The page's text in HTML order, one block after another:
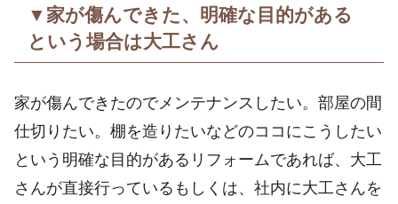
▼家が傷んできた、明確な目的がある
という場合は大工さん
家が傷んできたのでメンテナンスしたい。部屋の間
仕切りたい。棚を造りたいなどのココにこうしたい
という明確な目的があるリフォームであれば、大工
さんが直接行っているもしくは、社内に大工さんを